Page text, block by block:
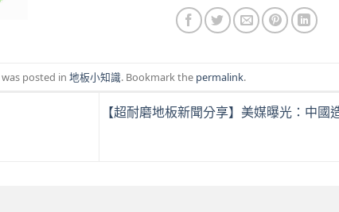
posted in 地板小知識. Bookmark the permalink.
【超耐磨地板新聞分享】美媒曝光：中國